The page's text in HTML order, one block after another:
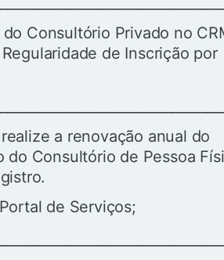
Consultório Privado no
de Inscrição por
a renovação anual do
Consultório de Pessoa
de Serviços;